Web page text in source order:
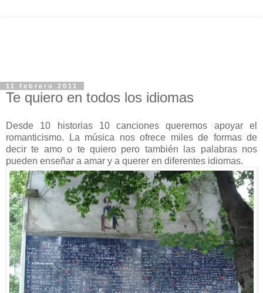
11 febrero 2011
Te quiero en todos los idiomas
Desde 10 historias 10 canciones queremos apoyar el
romanticismo. La música nos ofrece miles de formas de
decir te amo o te quiero pero también las palabras nos
pueden enseñar a amar y a querer en diferentes idiomas.